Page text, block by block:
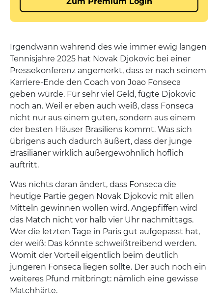
Irgendwann während des wie immer ewig langen
Tennisjahre 2025 hat Novak Djokovic bei einer
Pressekonferenz angemerkt, dass er nach seinem
Karriere-Ende den Coach von Joao Fonseca
geben würde. Für sehr viel Geld, fügte Djokovic
noch an. Weil er eben auch weiß, dass Fonseca
nicht nur aus einem guten, sondern aus einem
der besten Häuser Brasiliens kommt. Was sich
übrigens auch dadurch äußert, dass der junge
Brasilianer wirklich außergewöhnlich höflich
auftritt.
Was nichts daran ändert, dass Fonseca die
heutige Partie gegen Novak Djokovic mit allen
Mitteln gewinnen wollen wird. Angepfiffen wird
das Match nicht vor halb vier Uhr nachmittags.
Wer die letzten Tage in Paris gut aufgepasst hat,
der weiß: Das könnte schweißtreibend werden.
Womit der Vorteil eigentlich beim deutlich
jüngeren Fonseca liegen sollte. Der auch noch ein
weiteres Pfund mitbringt: nämlich eine gewisse
Matchhärte.